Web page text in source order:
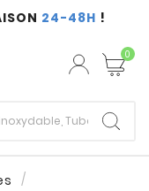
24-48H !
0